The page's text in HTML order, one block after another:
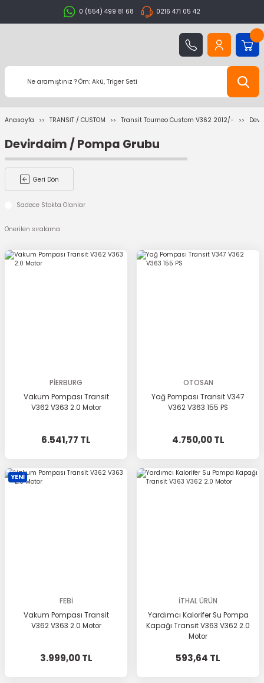
0 (554) 499 81 68 0216 471 05 42
Anasayfa TRANSİT / CUSTOM Transit Tourneo Custom V362 2012/-
Devirdaim / Pompa Grubu
Geri Dön
Sadece Stokta Olanlar
PİERBURG
Vakum Pompası Transit
V362 V363 2.0 Motor
6.541,77 TL
OTOSAN
Yağ Pompası Transit V347
V362 V363 155 PS
4.750,00 TL
YENİ
FEBİ
Vakum Pompası Transit
V362 V363 2.0 Motor
3.999,00 TL
İTHAL ÜRÜN
Yardımcı Kalorifer Su Pompa
Kapağı Transit V363 V362 2.0
Motor
593,64 TL